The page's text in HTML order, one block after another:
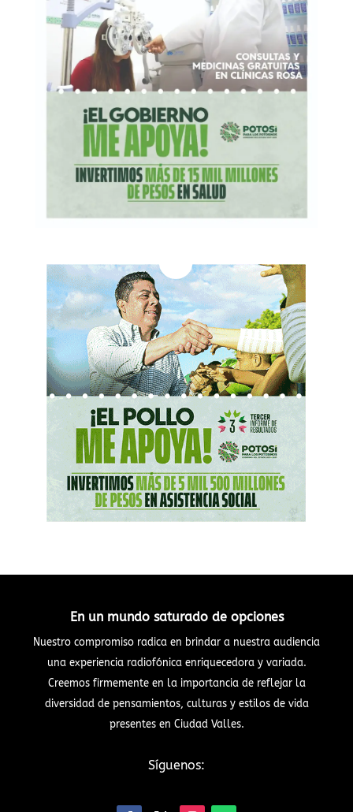
En un mundo saturado de opciones
Nuestro compromiso radica en brindar a nuestra audiencia
una experiencia radiofónica enriquecedora y variada.
Creemos firmemente en la importancia de reflejar la
diversidad de pensamientos, culturas y estilos de vida
presentes en Ciudad Valles.
Síguenos: